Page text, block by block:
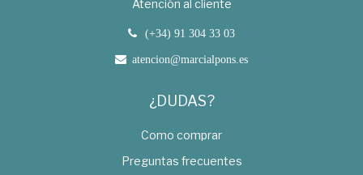
Atención al cliente
(+34) 91 304 33 03
atencion@marcialpons.es
¿DUDAS?
Como comprar
Preguntas frecuentes